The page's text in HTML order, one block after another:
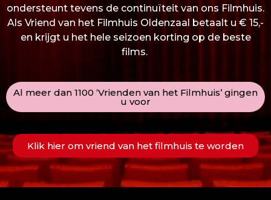
ondersteunt tevens de continuïteit van ons Filmhuis.
Als Vriend van het Filmhuis Oldenzaal betaalt u € 15,-
en krijgt u het hele seizoen korting op de beste
films.
Al meer dan 1100 ‘Vrienden van het Filmhuis’ gingen
u voor
Klik hier om vriend van het filmhuis te worden